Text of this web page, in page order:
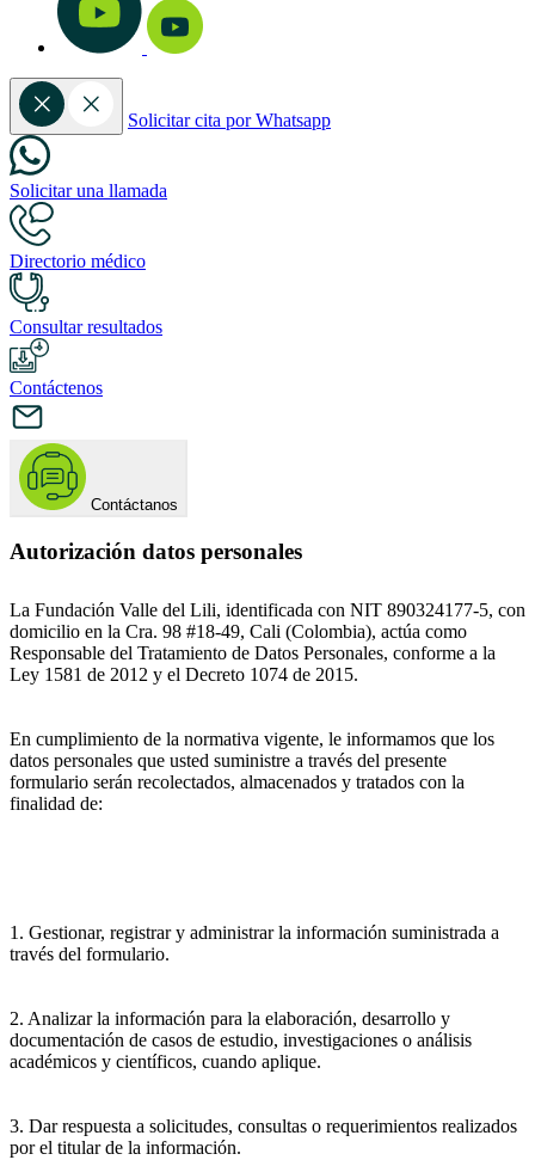
Solicitar cita por Whatsapp
Solicitar una llamada
Directorio médico
Consultar resultados
Contáctenos
Contáctanos
Autorización datos personales
La Fundación Valle del Lili, identificada con NIT 890324177-5, con
domicilio en la Cra. 98 #18-49, Cali (Colombia), actúa como
Responsable del Tratamiento de Datos Personales, conforme a la
Ley 1581 de 2012 y el Decreto 1074 de 2015.
En cumplimiento de la normativa vigente, le informamos que los
datos personales que usted suministre a través del presente
formulario serán recolectados, almacenados y tratados con la
finalidad de:
1. Gestionar, registrar y administrar la información suministrada a
través del formulario.
2. Analizar la información para la elaboración, desarrollo y
documentación de casos de estudio, investigaciones o análisis
académicos y científicos, cuando aplique.
3. Dar respuesta a solicitudes, consultas o requerimientos realizados
por el titular de la información.